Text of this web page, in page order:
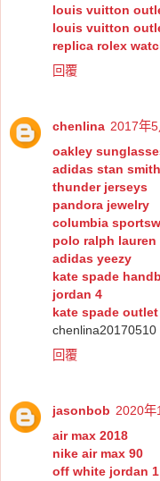
louis vuitton
louis vuitton
replica rolex
回覆
chenlina 2017年
oakley
adidas stan smith
thunder jerseys
pandora jewelry
columbia
polo ralph lauren
adidas yeezy
kate spade
jordan 4
kate spade outlet
chenlina20170510
回覆
jasonbob 2020年
air max 2018
nike air max 90
off white jordan 1